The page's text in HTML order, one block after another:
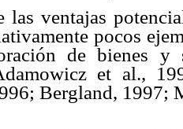
las ventajas
pocos
de bienes y
et al.,
Bergland, 1997;